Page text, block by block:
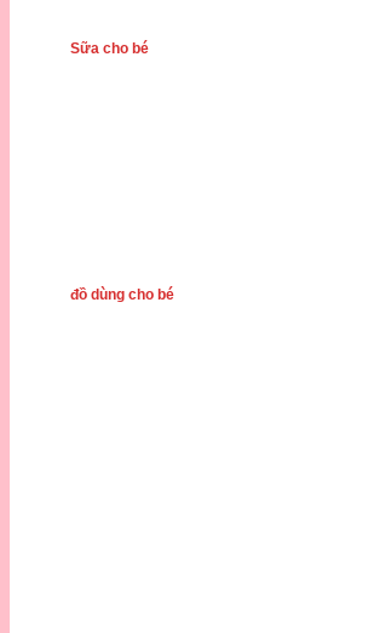
Sữa cho bé
đồ dùng cho bé